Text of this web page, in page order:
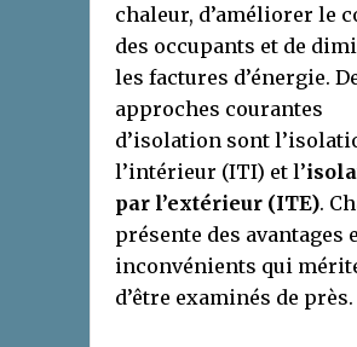
chaleur, d’améliorer le
des occupants et de
les factures d’énergie.
approches courantes
d’isolation sont
l’intérieur (ITI) et l’
par l’extérieur (ITE).
présente des avantages
inconvénients qui
d’être examinés de près.